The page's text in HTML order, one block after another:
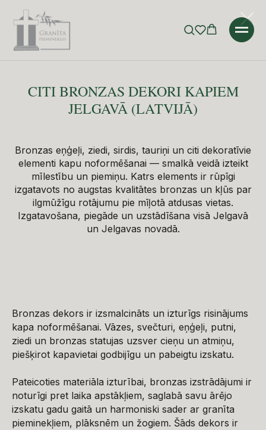
Sākums » Katalogs
CITI BRONZAS DEKORI KAPIEM
JELGAVĀ (LATVIJĀ)
Bronzas eņģeļi, ziedi, sirdis, tauriņi un citi dekoratīvie
elementi kapu noformēšanai — smalkā veidā izteikt
mīlestību un piemiņu. Katrs elements ir rūpīgi
izgatavots no augstas kvalitātes bronzas un kļūs par
ilgmūžīgu rotājumu pie mīļotā atdusas vietas.
Izgatavošana, piegāde un uzstādīšana visā Jelgavā
un Jelgavas novadā.
Bronzas dekors ir izsmalcināts un izturīgs risinājums
kapa noformēšanai. Vāzes, svečturi, eņģeļi, putni,
ziedi un bronzas statujas uzsver cieņu un atmiņu,
piešķirot kapavietai godbijīgu un pabeigtu izskatu.
Pateicoties materiāla izturībai, bronzas izstrādājumi ir
noturīgi pret laika apstākļiem, saglabā savu ārējo
izskatu gadu gaitā un harmoniski sader ar granīta
pieminekļiem, plāksnēm un žogiem. Šāds dekors ir